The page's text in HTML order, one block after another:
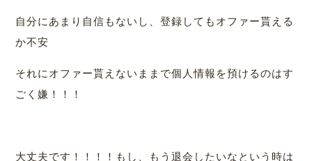
自分にあまり自信もないし、登録してもオファー貰える
か不安
それにオファー貰えないままで個人情報を預けるのはす
ごく嫌！！！
大丈夫です！！！！もし、もう退会したいなという時は